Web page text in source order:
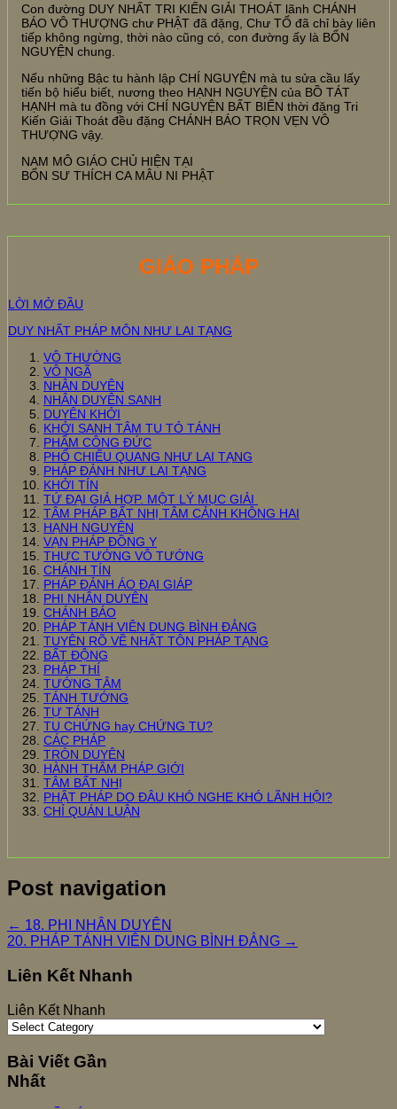
Con đường DUY NHẤT TRI KIẾN GIẢI THOÁT lãnh CHÁNH
BÁO VÔ THƯỢNG chư PHẬT đã đặng, Chư TỔ đã chỉ bày liên
tiếp không ngừng, thời nào cũng có, con đường ấy là BỔN
NGUYỆN chung.
Nếu những Bậc tu hành lập CHÍ NGUYỆN mà tu sửa cầu lấy
tiến bộ hiểu biết, nương theo HẠNH NGUYỆN của BỒ TÁT
HẠNH mà tu đồng với CHÍ NGUYỆN BẤT BIẾN thời đặng Tri
Kiến Giải Thoát đều đặng CHÁNH BÁO TRỌN VẸN VÔ
THƯỢNG vậy.
NAM MÔ GIÁO CHỦ HIỆN TẠI
BỔN SƯ THÍCH CA MÂU NI PHẬT
GIÁO PHÁP
LỜI MỞ ĐẦU
DUY NHẤT PHÁP MÔN NHƯ LAI TẠNG
VÔ THƯỜNG
VÔ NGÃ
NHÂN DUYÊN
NHÂN DUYÊN SANH
DUYÊN KHỞI
KHỞI SANH TÂM TU TỎ TÁNH
PHẨM CÔNG ĐỨC
PHỔ CHIẾU QUANG NHƯ LAI TẠNG
PHÁP ĐẢNH NHƯ LAI TẠNG
KHỞI TÍN
TỨ ĐẠI GIẢ HỢP. MỘT LÝ MỤC GIẢI
TÂM PHÁP BẤT NHỊ TÂM CẢNH KHÔNG HAI
HẠNH NGUYỆN
VẠN PHÁP ĐỒNG Y
THỰC TƯỚNG VÔ TƯỚNG
CHÁNH TÍN
PHÁP ĐẢNH ÁO ĐẠI GIÁP
PHI NHÂN DUYÊN
CHÁNH BÁO
PHÁP TÁNH VIÊN DUNG BÌNH ĐẲNG
TUYÊN RÕ VỀ NHẤT TÔN PHÁP TẠNG
BẤT ĐỘNG
PHÁP THÍ
TƯỚNG TÂM
TÁNH TƯỚNG
TỰ TÁNH
TU CHỨNG hay CHỨNG TU?
CÁC PHÁP
TRÒN DUYÊN
HÀNH THÂM PHÁP GIỚI
TÂM BẤT NHỊ
PHẬT PHÁP DO ĐÂU KHÓ NGHE KHÓ LÃNH HỘI?
CHỈ QUÁN LUẬN
Post navigation
← 18. PHI NHÂN DUYÊN
20. PHÁP TÁNH VIÊN DUNG BÌNH ĐẲNG →
Liên Kết Nhanh
Liên Kết Nhanh
Bài Viết Gần
Nhất